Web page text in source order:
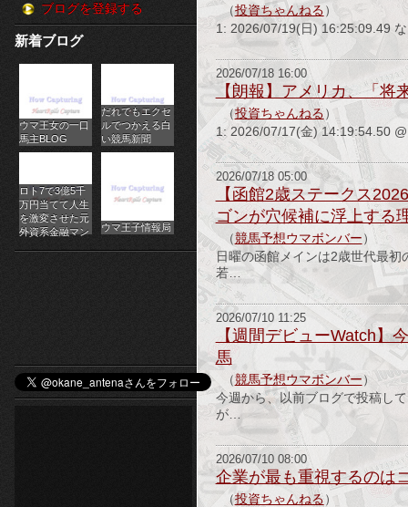
馬
チ
ス
ロ
オ
ン
ラ
イ
ン
カ
ジ
etc-
ブログを登録する
新着ブログ
ウマ王女の一口
馬主BLOG
だれでもエクセ
ルでつかえる白
い競馬新聞
ロト7で3億5千
万円当てて人生
を激変させた元
外資系金融マン
ウマ王子情報局
（投資ちゃんねる）
1: 2026/07/19(日) 16:25:09.49
2026/07/18 16:00
【朗報】アメリカ、「
（投資ちゃんねる）
1: 2026/07/17(金) 14:19:54.50
2026/07/18 05:00
【函館2歳ステークス
ゴンが穴候補に浮上する
（競馬予想ウマボンバー）
日曜の函館メインは2歳世代最
若…
2026/07/10 11:25
【週間デビューWatch】
馬
（競馬予想ウマボンバー）
今週から、以前ブログで投稿し
が…
2026/07/10 08:00
企業が最も重視するのは
（投資ちゃんねる）